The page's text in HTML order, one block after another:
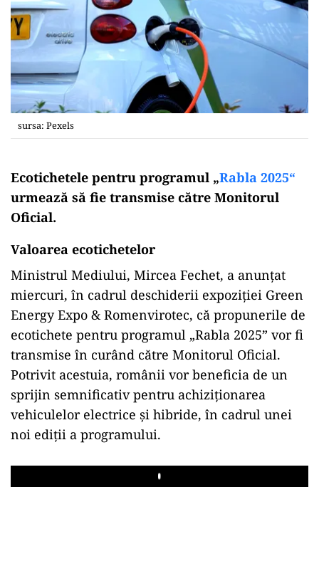
sursa: Pexels
Ecotichetele pentru programul „Rabla 2025“
urmează să fie transmise către Monitorul
Oficial.
Valoarea ecotichetelor
Ministrul Mediului, Mircea Fechet, a anunțat
miercuri, în cadrul deschiderii expoziției Green
Energy Expo & Romenvirotec, că propunerile de
ecotichete pentru programul „Rabla 2025” vor fi
transmise în curând către Monitorul Oficial.
Potrivit acestuia, românii vor beneficia de un
sprijin semnificativ pentru achiziționarea
vehiculelor electrice și hibride, în cadrul unei
noi ediții a programului.
Play